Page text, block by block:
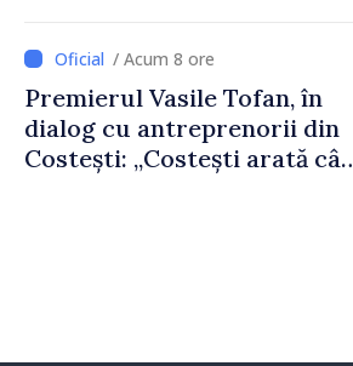
/ Acum 8 ore
Premierul Vasile Tofan, în
dialog cu antreprenorii din
Costești: „Costești arată cât